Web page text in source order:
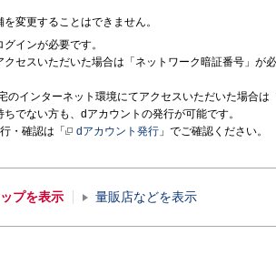
変更することはできません。
インが必要です。
クセスいただいた場合は「ネットワーク暗証番号」が
のインターネット環境にてアクセスいただいた場合
でない方も、dアカウントの発行が可能です。
・確認は「
dアカウント発行 」でご確認ください。
プを表示 量販店などを表示